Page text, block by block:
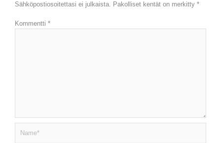
Sähköpostiosoitettasi ei julkaista. Pakolliset kentät on merkitty *
Kommentti *